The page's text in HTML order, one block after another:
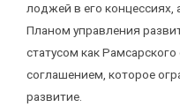
лоджей в его
Планом управления
статусом как
соглашением, которое
развитие.